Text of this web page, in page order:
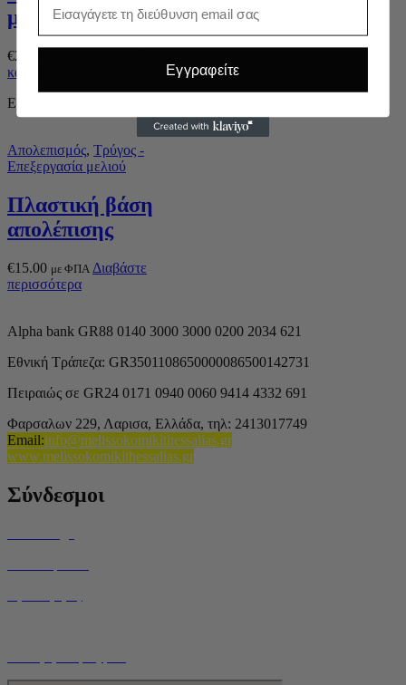
μελιού 200lt
€21.90
καλάθι
Εξαντλημένο
Απολεπισμός, Τρύγος -
Επεξεργασία μελιού
Πλαστική βάση
απολέπισης
€15.00 με ΦΠΑ Διαβάστε
περισσότερα
Alpha bank GR88 0140 3000 3000 0200 2034 621
Εθνική Τράπεζα: GR3501108650000086500142731
Πειραιώς σε GR24 0171 0940 0060 9414 4332 691
Φαρσαλων 229, Λαρισα, Ελλάδα, τηλ: 2413017749
Email:info@melissokomikithessalias.gr
www.melissokomikithessalias.gr
Σύνδεσμοι
Εγγραφείτε